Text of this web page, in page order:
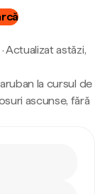
·Actualizat astăzi,
la cursul de
ascunse, fără